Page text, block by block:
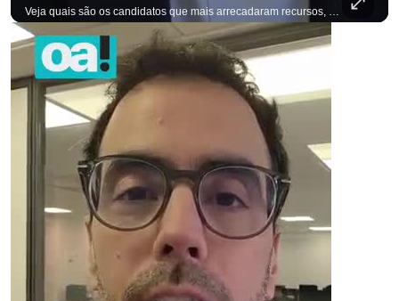
Veja quais são os candidatos que mais arrecadaram recursos, até agora, por meio de vaquinhas eleitorais. #OAntagonista Se você busca informação com credibilidade, inscreva-se agora e ative o